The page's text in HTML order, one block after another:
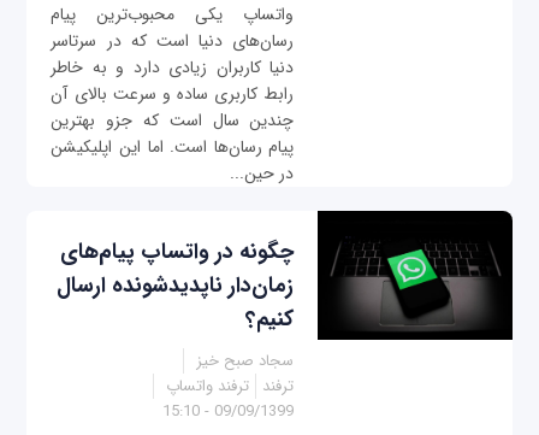
واتساپ یکی محبوب‌ترین پیام
رسان‌های دنیا است که در سرتاسر
دنیا کاربران زیادی دارد و به خاطر
رابط کاربری ساده و سرعت بالای آن
چندین سال است که جزو بهترین
پیام رسان‌ها است. اما این اپلیکیشن
در حین...
چگونه در واتساپ پیام‌های
زمان‌دار ناپدیدشونده ارسال
کنیم؟
سجاد صبح خیز
ترفند ترفند واتساپ
09/09/1399 - 15:10